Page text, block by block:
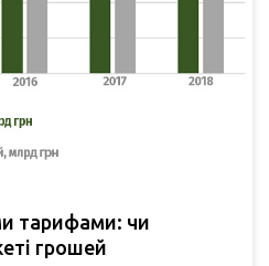
тарифами: чи
грошей